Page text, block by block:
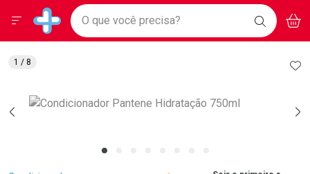
Drogarias Pacheco
Baixe nosso APP e aproveite Ofertas Exclusivas!
BAIXE
O APP
Ir direto para a home
pela página
Ir direto para o conteúdo
Ir direto para a busca
Ir direto para a conta
Ir direto para a notificações
Ir direto para o carrinho
Faça a sua busca
O que você precisa? BUSCAR
Menu
1 / 8